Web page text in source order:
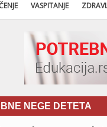
VASPITANJE
NEGE DETETA